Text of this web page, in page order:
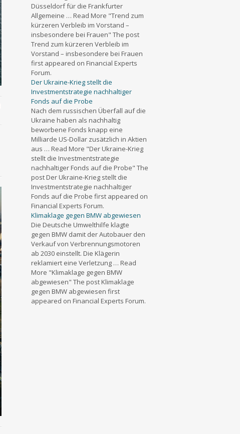
Düsseldorf für die Frankfurter
Allgemeine … Read More "Trend zum
kürzeren Verbleib im Vorstand –
insbesondere bei Frauen" The post
Trend zum kürzeren Verbleib im
Vorstand – insbesondere bei Frauen
first appeared on Financial Experts
Forum.
Der Ukraine-Krieg stellt die
Investmentstrategie nachhaltiger
Fonds auf die Probe
Nach dem russischen Überfall auf die
Ukraine haben als nachhaltig
beworbene Fonds knapp eine
Milliarde US-Dollar zusätzlich in Aktien
aus … Read More "Der Ukraine-Krieg
stellt die Investmentstrategie
nachhaltiger Fonds auf die Probe" The
post Der Ukraine-Krieg stellt die
Investmentstrategie nachhaltiger
Fonds auf die Probe first appeared on
Financial Experts Forum.
Klimaklage gegen BMW abgewiesen
Die Deutsche Umwelthilfe klagte
gegen BMW damit der Autobauer den
Verkauf von Verbrennungsmotoren
ab 2030 einstellt. Die Klägerin
reklamiert eine Verletzung … Read
More "Klimaklage gegen BMW
abgewiesen" The post Klimaklage
gegen BMW abgewiesen first
appeared on Financial Experts Forum.